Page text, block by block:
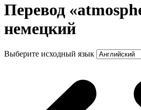
Перевод
немецкий
Выберите исходный язык